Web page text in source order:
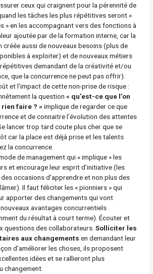
ceux qui craignent pour la pérennité de
les tâches les plus répétitives seront «
» en les accompagnant vers des fonctions à
ajoutée par de la formation interne, car la
aussi de nouveaux besoins (plus de
à exploiter) et de nouveaux métiers
demandant de la créativité et/ou
que la concurrence ne peut pas offrir).
et l’impact de cette non-prise de risque :
la question« qu’est-ce que l’on
faire ? »implique de regarder ce que
et de connaitre l’évolution des attentes
lancer trop tard coute plus cher que se
car la place est déjà prise et les talents
la concurrence.
de management qui « implique » les
et encourage leur esprit d’initiative (les
occasions d’apprendre et non plus des
Il faut féliciter les « pionniers » qui
apporter des changements qui vont
avantages concurrentiels
du résultat à court terme). Écouter et
questions des collaborateurs.Solliciter les
aux changements en demandant leur
d’améliorer les choses, ils proposent
idées et se rallieront plus
changement.